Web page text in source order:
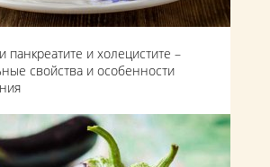
панкреатите и холецистите –
свойства и особенности